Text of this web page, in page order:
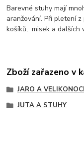
Barevné stuhy mají
aranžování. Při pletení
košíků, misek a dalších
Zboží zařazeno v
JARO A
JUTA A STUHY